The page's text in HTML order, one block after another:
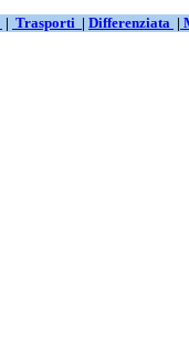
| Trasporti | Differenziata |